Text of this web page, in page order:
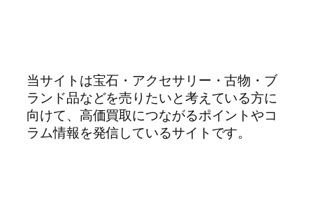
当サイトは宝石・アクセサリー・古物・ブ
ランド品などを売りたいと考えている方に
向けて、高価買取につながるポイントやコ
ラム情報を発信しているサイトです。